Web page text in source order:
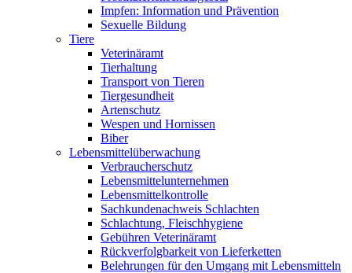
Impfen: Information und Prävention
Sexuelle Bildung
Tiere
Veterinäramt
Tierhaltung
Transport von Tieren
Tiergesundheit
Artenschutz
Wespen und Hornissen
Biber
Lebensmittelüberwachung
Verbraucherschutz
Lebensmittelunternehmen
Lebensmittelkontrolle
Sachkundenachweis Schlachten
Schlachtung, Fleischhygiene
Gebühren Veterinäramt
Rückverfolgbarkeit von Lieferketten
Belehrungen für den Umgang mit Lebensmitteln